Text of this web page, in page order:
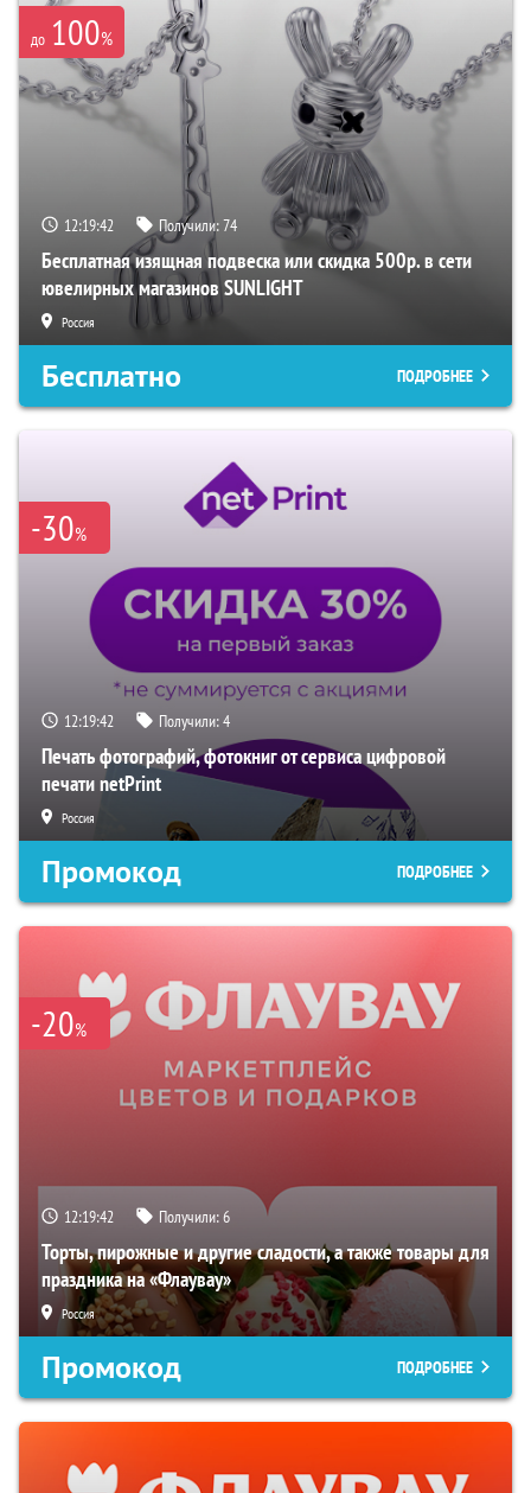
до 100%
12:19:42 Получили:74
Бесплатная изящная подвеска или скидка 500р. в сети
ювелирных магазинов SUNLIGHT
Россия
Бесплатно ПОДРОБНЕЕ
-30%
12:19:42 Получили:4
Печать фотографий, фотокниг от сервиса цифровой
печати netPrint
Россия
Промокод ПОДРОБНЕЕ
-20%
12:19:42 Получили:6
Торты, пирожные и другие сладости, а также товары для
праздника на «Флаувау»
Россия
Промокод ПОДРОБНЕЕ